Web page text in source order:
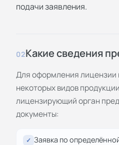
подачи заявления.
02Какие сведения
Для оформления лицензии
некоторых видов
лицензирующий орган
документы:
✓ Заявка по